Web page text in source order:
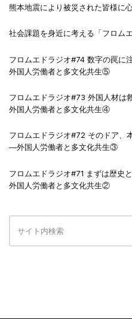
熊本地震により被災された皆様に
社会課題を身近に考える「フロム
フロムエドラジオ#74 数字の罠に
外国人労働者と多文化共生⑤
フロムエドラジオ#73 外国人材は
外国人労働者と多文化共生④
フロムエドラジオ#72 そのドア、
―外国人労働者と多文化共生③
フロムエドラジオ#71 まずは歴史
外国人労働者と多文化共生②